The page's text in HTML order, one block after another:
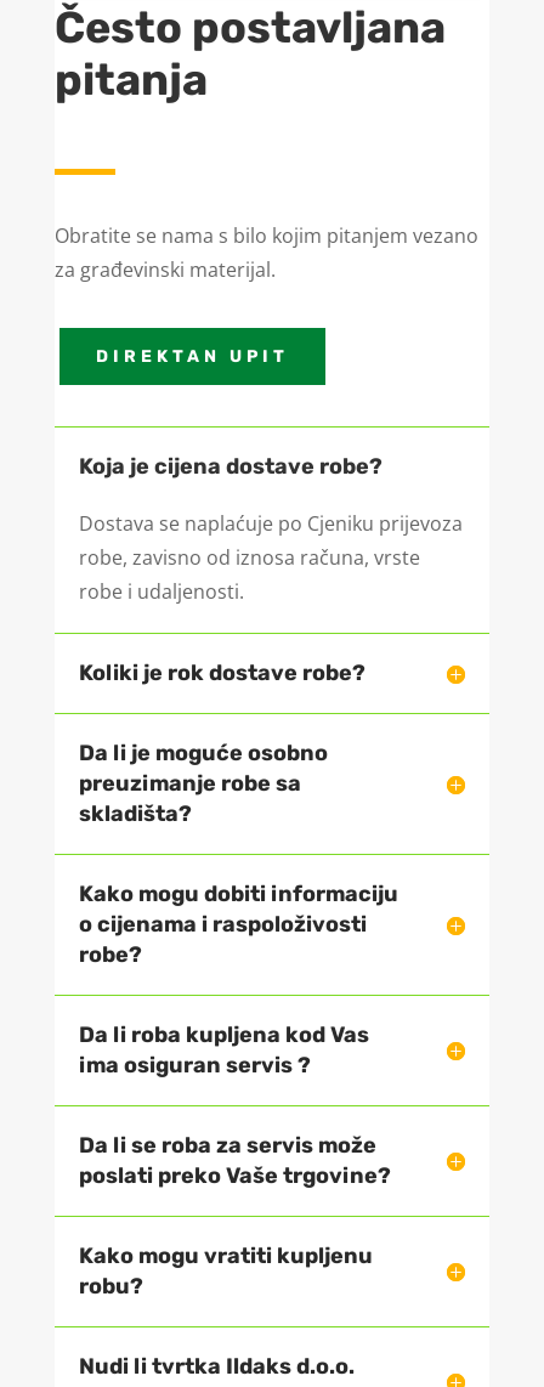
Često postavljana
pitanja
Obratite se nama s bilo kojim pitanjem vezano
za građevinski materijal.
DIREKTAN UPIT
Koja je cijena dostave robe?
Dostava se naplaćuje po Cjeniku prijevoza
robe, zavisno od iznosa računa, vrste
robe i udaljenosti.
Koliki je rok dostave robe?
Da li je moguće osobno
preuzimanje robe sa
skladišta?
Kako mogu dobiti informaciju
o cijenama i raspoloživosti
robe?
Da li roba kupljena kod Vas
ima osiguran servis ?
Da li se roba za servis može
poslati preko Vaše trgovine?
Kako mogu vratiti kupljenu
robu?
Nudi li tvrtka Ildaks d.o.o.